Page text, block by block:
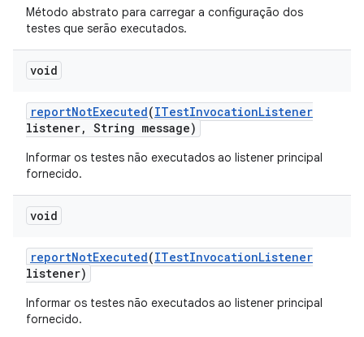
Método abstrato para carregar a configuração dos
testes que serão executados.
void
reportNotExecuted(ITestInvocationListener
listener, String message)
Informar os testes não executados ao listener principal
fornecido.
void
reportNotExecuted(ITestInvocationListener
listener)
Informar os testes não executados ao listener principal
fornecido.